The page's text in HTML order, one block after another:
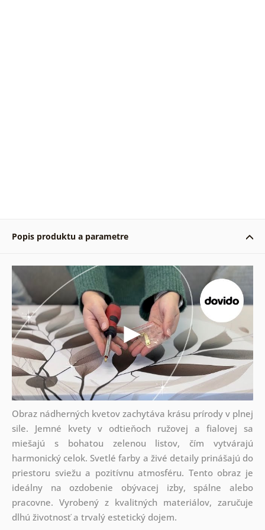
Popis produktu a parametre
Obraz nádherných kvetov zachytáva krásu prírody v plnej
sile. Jemné kvety v odtieňoch ružovej a fialovej sa
miešajú s bohatou zelenou listov, čím vytvárajú
harmonický celok. Svetlé farby a živé detaily prinášajú do
priestoru sviežu a pozitívnu atmosféru. Tento obraz je
ideálny na ozdobenie obývacej izby, spálne alebo
pracovne. Vyrobený z kvalitných materiálov, zaručuje
dlhú životnosť a trvalý estetický dojem.